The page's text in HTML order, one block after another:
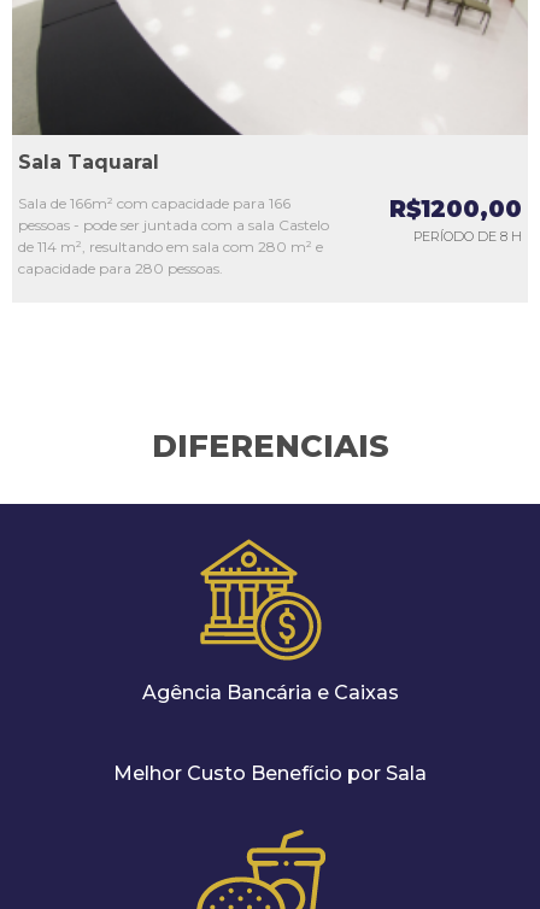
Sala Taquaral
Sala de 166m² com capacidade para 166
pessoas - pode ser juntada com a sala Castelo
de 114 m², resultando em sala com 280 m² e
capacidade para 280 pessoas.
R$1200,00
PERÍODO DE 8 H
DIFERENCIAIS
Agência Bancária e Caixas
Melhor Custo Benefício por Sala